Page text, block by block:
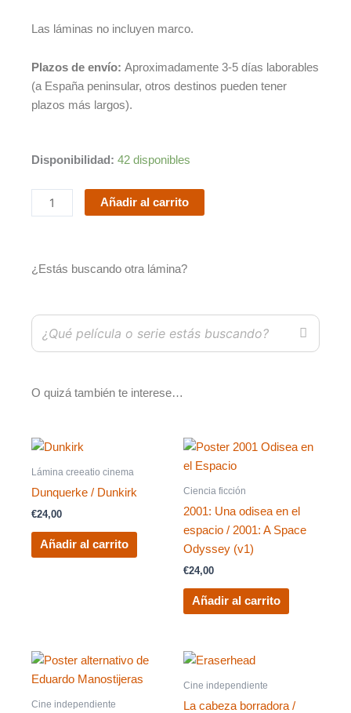
Las láminas no incluyen marco.
Plazos de envío: Aproximadamente 3-5 días laborables
(a España peninsular, otros destinos pueden tener
plazos más largos).
Disponibilidad: 42 disponibles
Con
a
/
hot
Añadir al carrito
¿Estás buscando otra lámina?
O quizá también te interese…
Lámina creeatio cinema
Dunquerke / Dunkirk
€24,00
Añadir al carrito
Ciencia ficción
2001: Una odisea en el
espacio / 2001: A Space
Odyssey (v1)
€24,00
Añadir al carrito
Cine independiente
Cine independiente
La cabeza borradora /